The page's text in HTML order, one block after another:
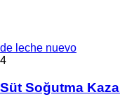
de leche nuevo
4
Süt Soğutma